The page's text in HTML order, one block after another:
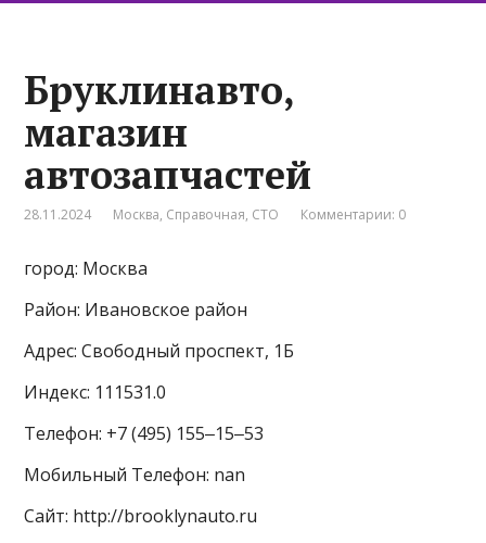
Бруклинавто,
магазин
автозапчастей
28.11.2024 Москва, Справочная, СТО Комментарии: 0
город: Москва
Район: Ивановское район
Адрес: Свободный проспект, 1Б
Индекс: 111531.0
Телефон: +7 (495) 155‒15‒53
Мобильный Телефон: nan
Сайт: http://brooklynauto.ru